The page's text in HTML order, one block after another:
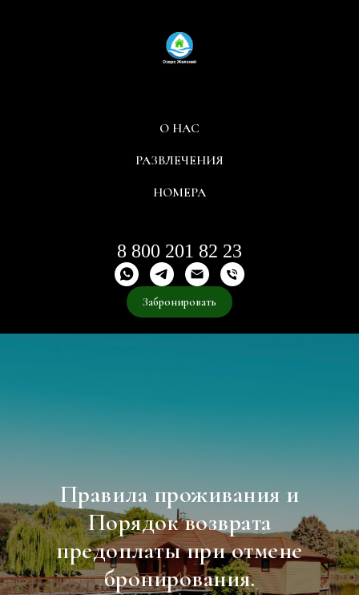
О НАС
РАЗВЛЕЧЕНИЯ
НОМЕРА
8 800 201 82 23
Забронировать
Правила проживания и
Порядок возврата
предоплаты при отмене
бронирования.